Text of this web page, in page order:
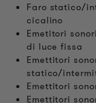
Faro statico/
cicalino
Emetitori
di luce fissa
Emettitori
statico/
Emettitori
Emettitori